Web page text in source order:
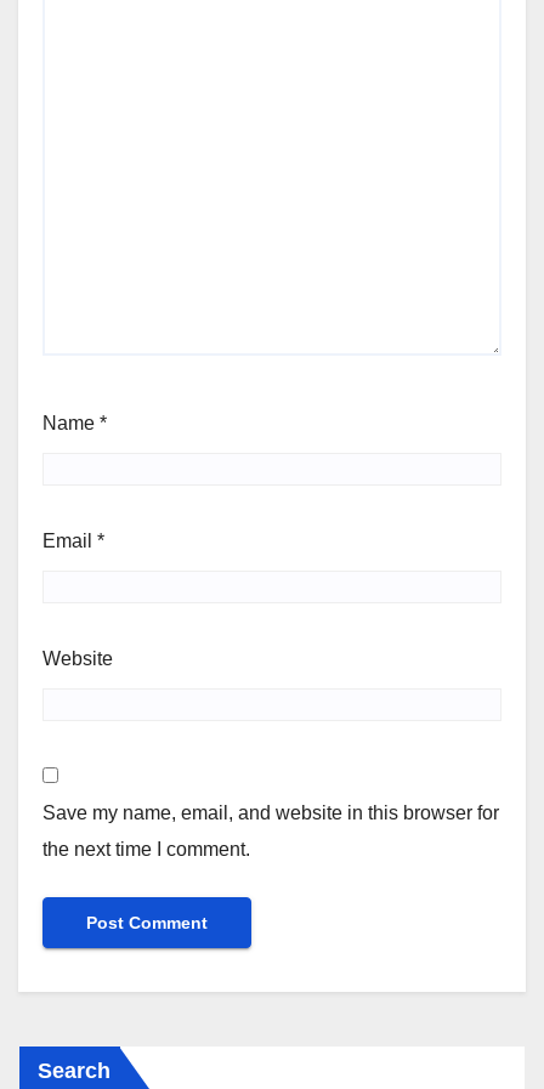
Name *
Email *
Website
Save my name, email, and website in this browser for
the next time I comment.
Search